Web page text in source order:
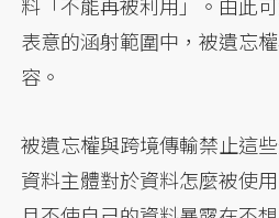
表意的涵射範圍中，被遺忘
容。
被遺忘權與跨境傳輸禁止這
資料主體對於資料怎麼被使